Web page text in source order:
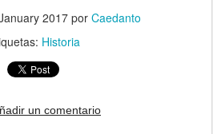
2017 por Caedanto
Historia
un comentario